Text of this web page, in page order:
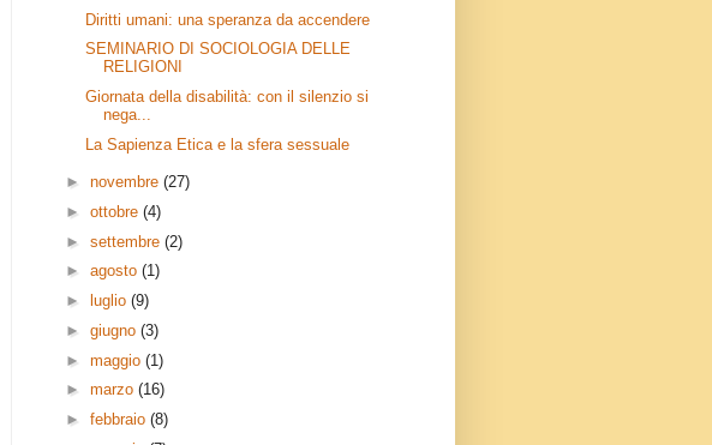
Diritti umani: una speranza da accendere
SEMINARIO DI SOCIOLOGIA DELLE
RELIGIONI
Giornata della disabilità: con il silenzio si
nega...
La Sapienza Etica e la sfera sessuale
►novembre(27)
►ottobre(4)
►settembre(2)
►agosto(1)
►
luglio(9)
►giugno(3)
►maggio(1)
►marzo(16)
►febbraio(8)